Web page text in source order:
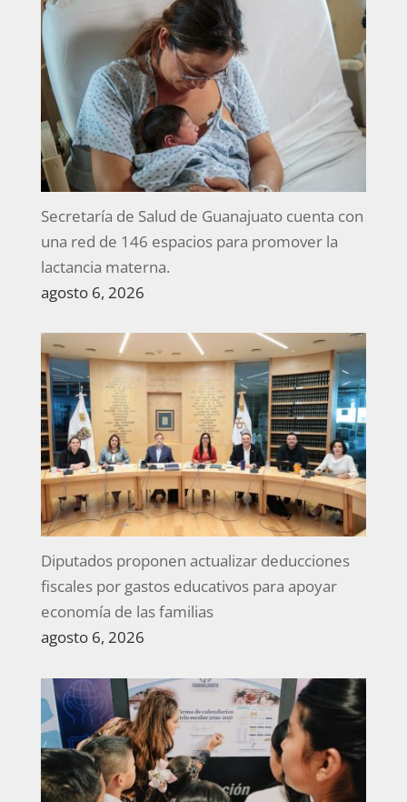
Secretaría de Salud de Guanajuato cuenta con
una red de 146 espacios para promover la
lactancia materna.
agosto 6, 2026
Diputados proponen actualizar deducciones
fiscales por gastos educativos para apoyar
economía de las familias
agosto 6, 2026